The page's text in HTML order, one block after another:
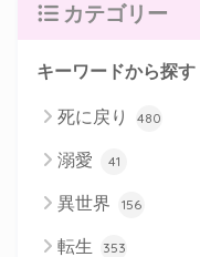
カテゴリー
キーワードから探す
死に戻り 480
溺愛 41
異世界 156
転生 353